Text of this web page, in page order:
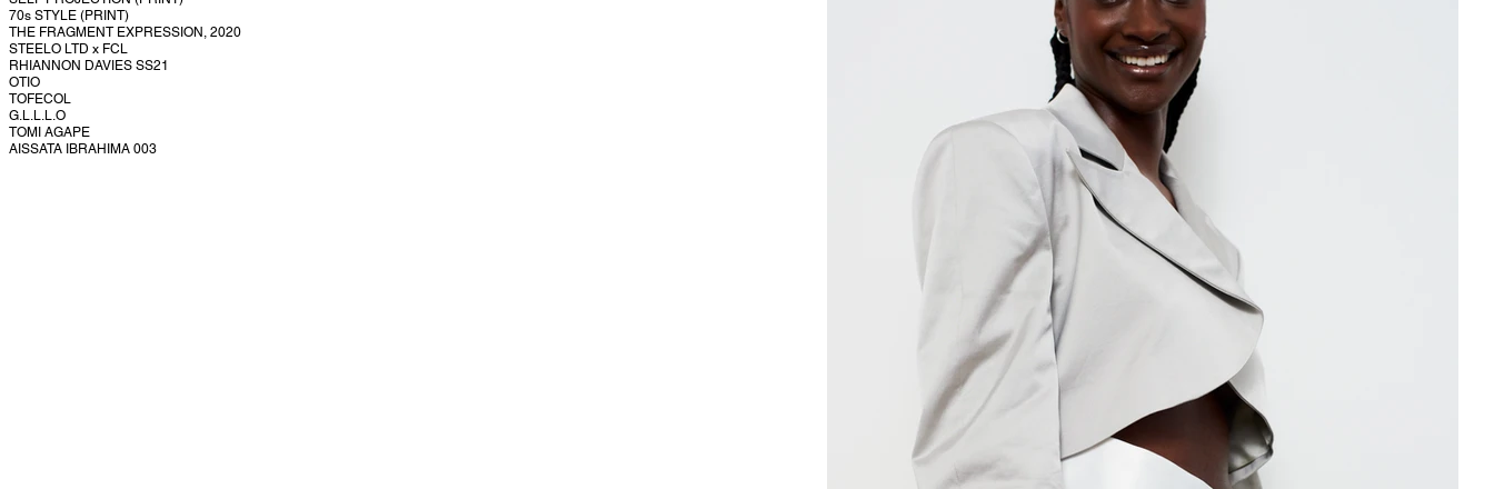
70s STYLE (PRINT)
THE FRAGMENT EXPRESSION, 2020
STEELO LTD x FCL
RHIANNON DAVIES SS21
OTIO
TOFECOL
G.L.L.L.O
TOMI AGAPE
AISSATA IBRAHIMA 003